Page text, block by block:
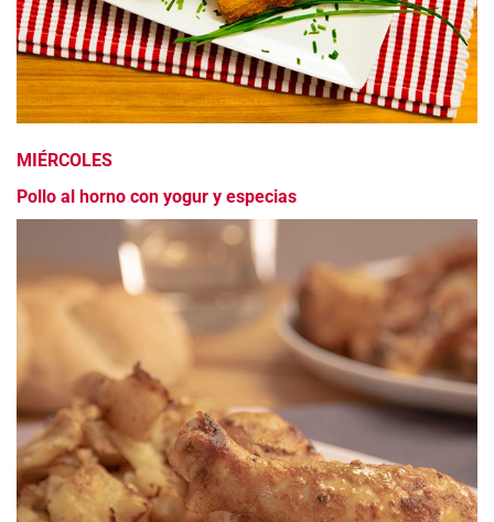
MIÉRCOLES
Pollo al horno con yogur y especias